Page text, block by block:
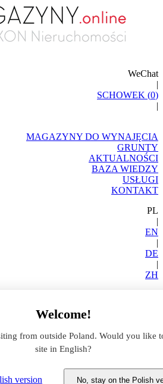
WeChat
|
SCHOWEK (0)
|
MAGAZYNY DO WYNAJĘCIA
GRUNTY
AKTUALNOŚCI
BAZA WIEDZY
USŁUGI
KONTAKT
PL
|
EN
|
DE
|
ZH
Welcome!
from outside Poland. Would you like
site in English?
version No, stay on the Polish
dla Danfoss Poland
fabrykę dla